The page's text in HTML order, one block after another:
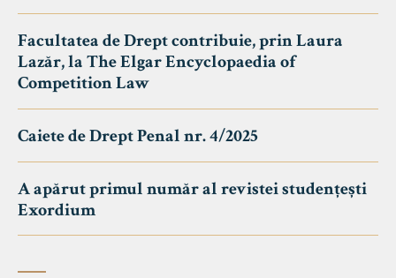
Facultatea de Drept contribuie, prin Laura
Lazăr, la The Elgar Encyclopaedia of
Competition Law
Caiete de Drept Penal nr. 4/2025
A apărut primul număr al revistei studențești
Exordium